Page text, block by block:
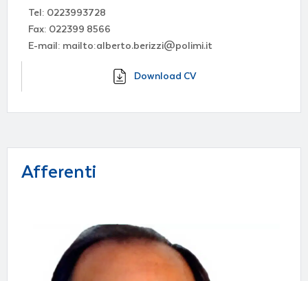
Tel: 0223993728
Fax: 022399 8566
E-mail: mailto:alberto.berizzi@polimi.it
Download CV
Afferenti